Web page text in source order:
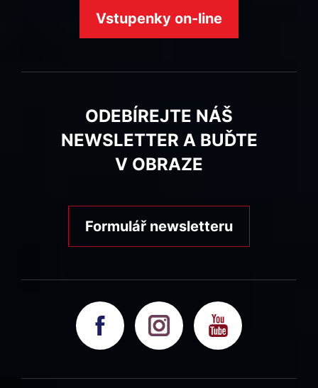
Vstupenky on-line
ODEBÍREJTE NÁŠ
NEWSLETTER A BUĎTE
V OBRAZE
Formulář newsletteru